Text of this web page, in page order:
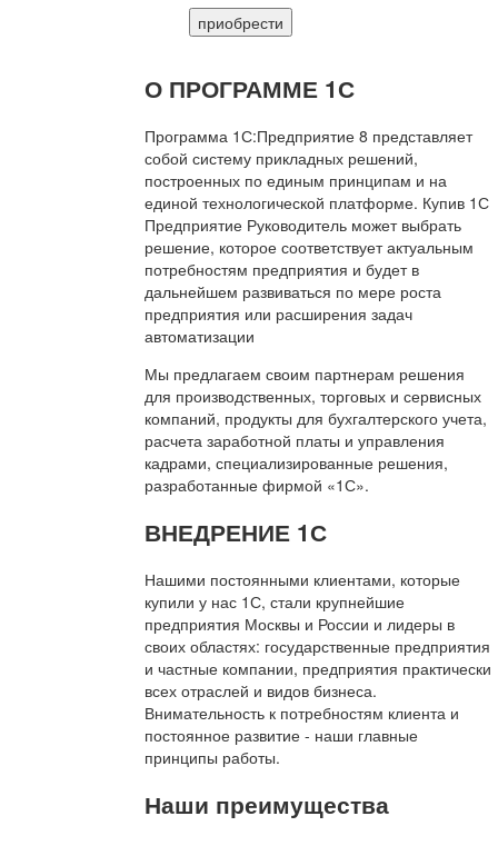
приобрести
О ПРОГРАММЕ 1С
Программа 1С:Предприятие 8 представляет
собой систему прикладных решений,
построенных по единым принципам и на
единой технологической платформе. Купив 1С
Предприятие Руководитель может выбрать
решение, которое соответствует актуальным
потребностям предприятия и будет в
дальнейшем развиваться по мере роста
предприятия или расширения задач
автоматизации
Мы предлагаем своим партнерам решения
для производственных, торговых и сервисных
компаний, продукты для бухгалтерского учета,
расчета заработной платы и управления
кадрами, специализированные решения,
разработанные фирмой «1С».
ВНЕДРЕНИЕ 1С
Нашими постоянными клиентами, которые
купили у нас 1С, стали крупнейшие
предприятия Москвы и России и лидеры в
своих областях: государственные предприятия
и частные компании, предприятия практически
всех отраслей и видов бизнеса.
Внимательность к потребностям клиента и
постоянное развитие - наши главные
принципы работы.
Наши преимущества